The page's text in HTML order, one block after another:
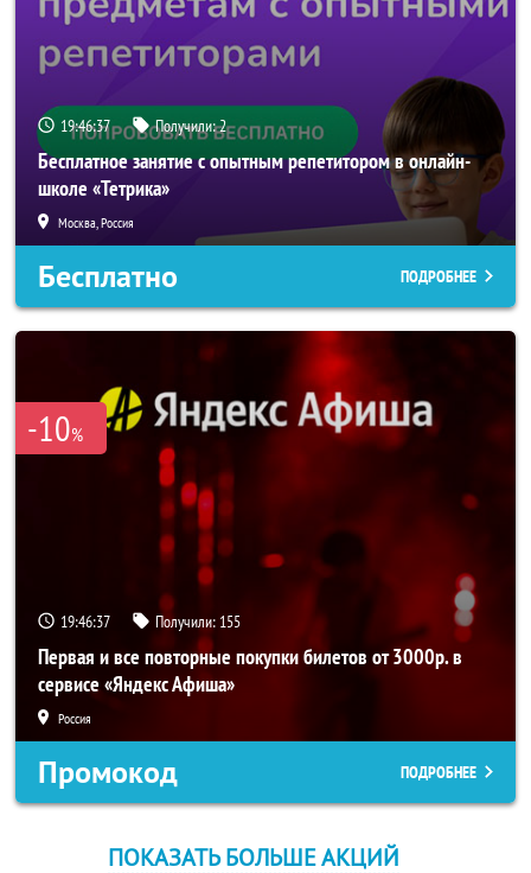
19:46:37 Получили:2
Бесплатное занятие с опытным репетитором в онлайн-
школе «Тетрика»
Москва, Россия
Бесплатно ПОДРОБНЕЕ
-10%
19:46:37 Получили: 155
Первая и все повторные покупки билетов от 3000р. в
сервисе «Яндекс Афиша»
Россия
Промокод ПОДРОБНЕЕ
ПОКАЗАТЬ БОЛЬШЕ АКЦИЙ